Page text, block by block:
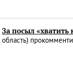
За посыл «хватить
область)